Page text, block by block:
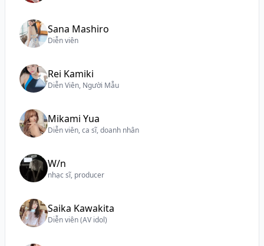
Sana Mashiro
Diễn viên
Rei Kamiki
Diễn Viên, Người Mẫu
Mikami Yua
Diễn viên, ca sĩ, doanh nhân
W/n
nhạc sĩ, producer
Saika Kawakita
Diễn viên (AV idol)